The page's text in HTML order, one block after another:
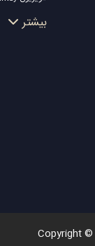
املاک
فروش ملک شما
بیشتر
Copyright ©